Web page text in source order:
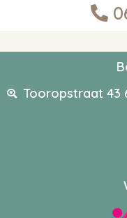
Tooropstraat 43